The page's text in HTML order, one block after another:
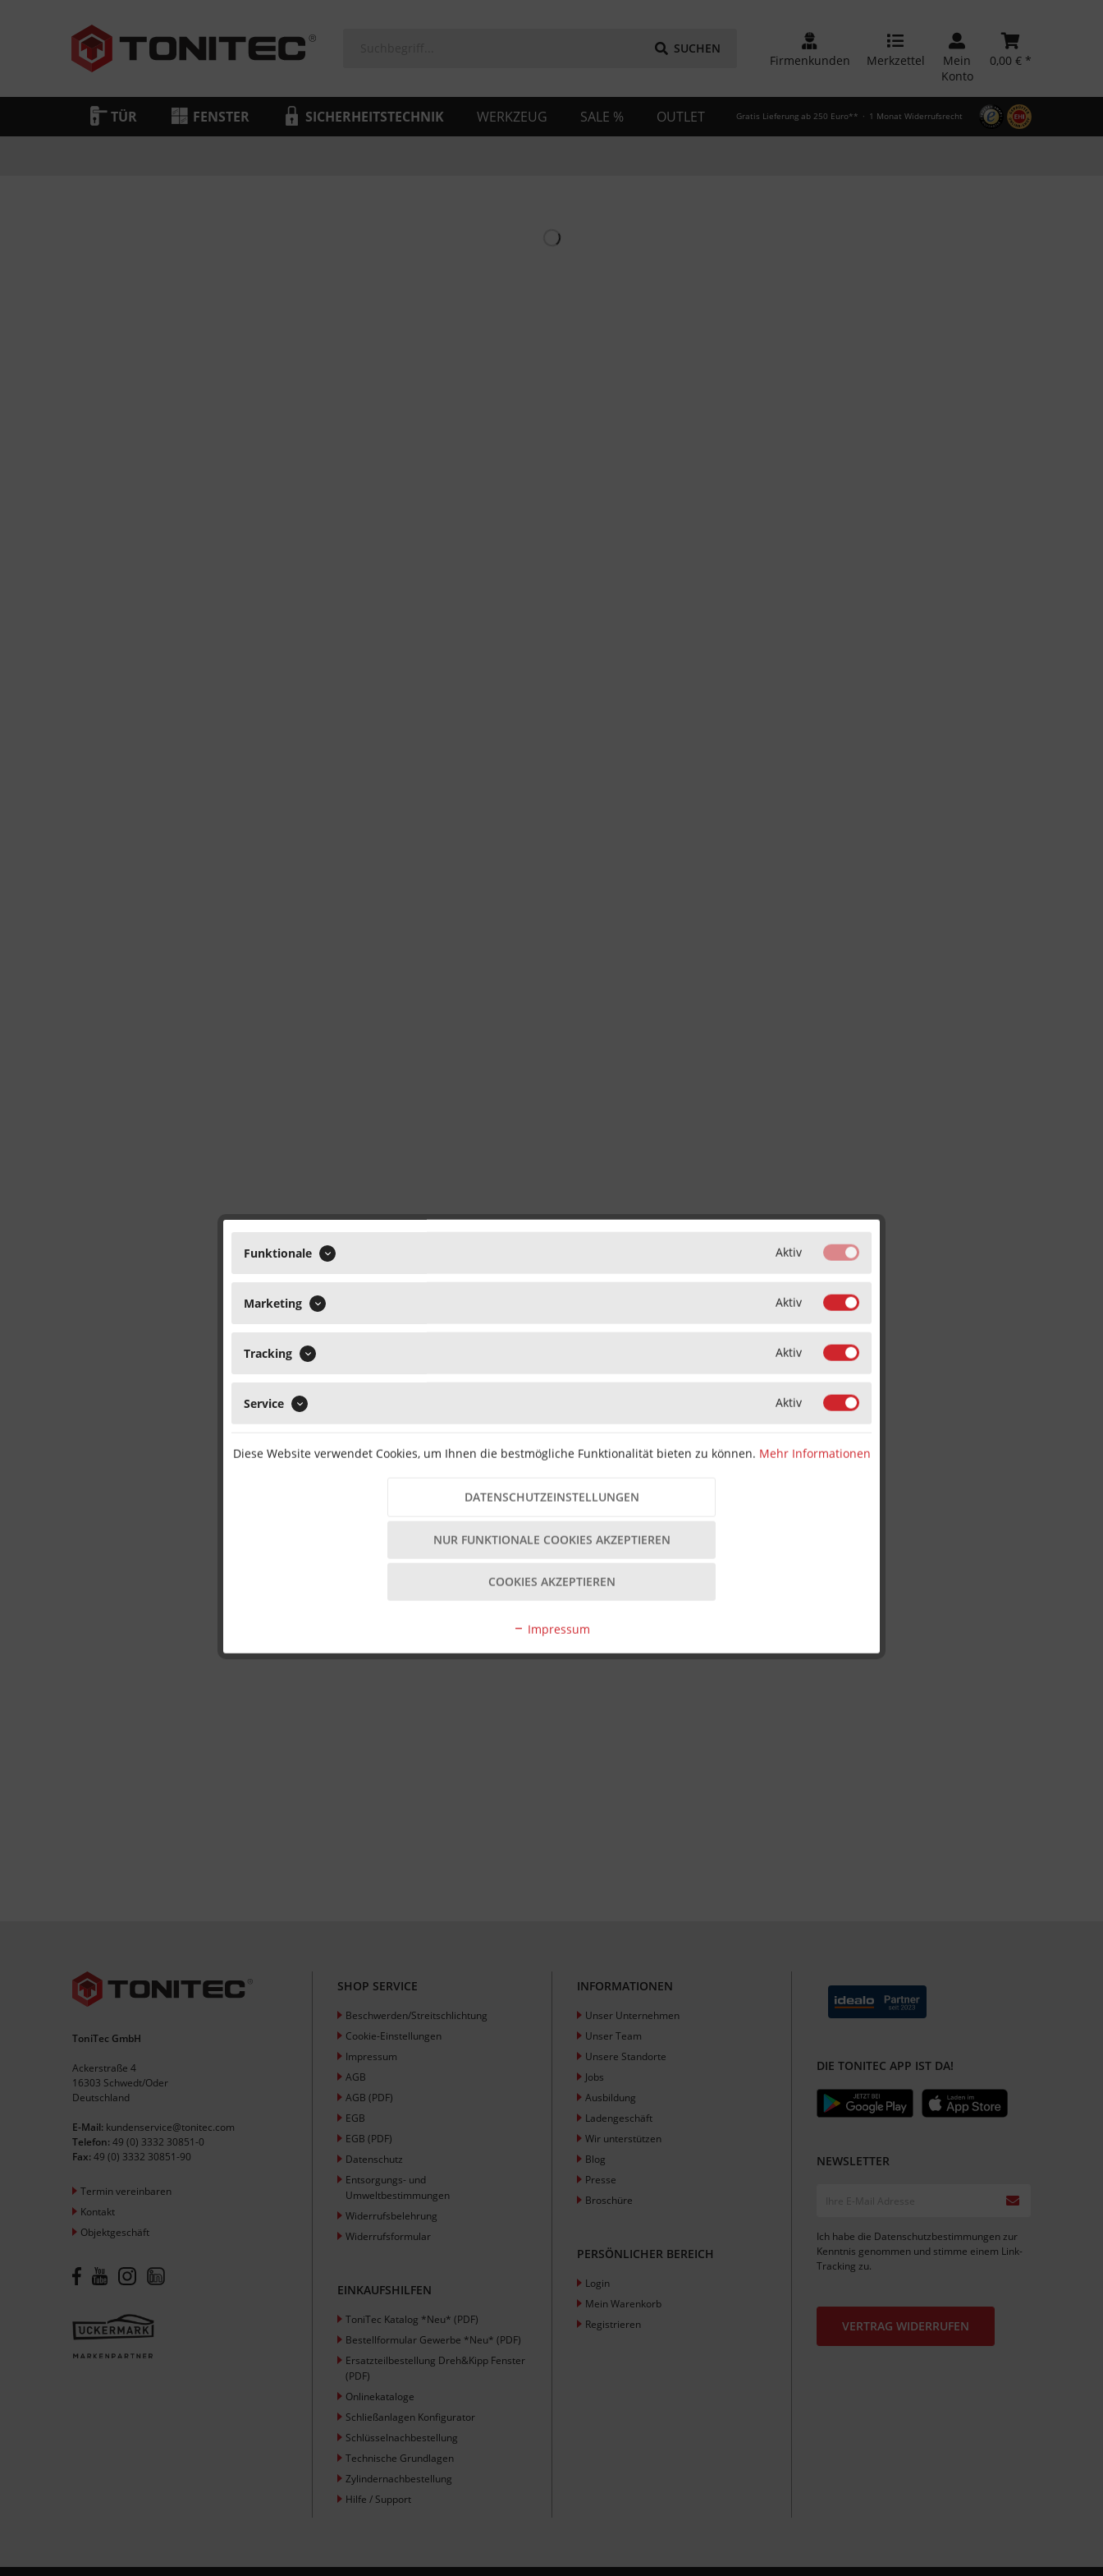
SUCHEN
Firmenkunden Merkzettel
Mein
Konto
0,00 € *
TÜR FENSTER SICHERHEITSTECHNIK WERKZEUG SALE % OUTLET Gratis Lieferung ab 250 Euro** 1 Monat Widerrufsrecht
ToniTec GmbH
Ackerstraße 4
16303 Schwedt/Oder
Deutschland
E-Mail: kundenservice@tonitec.com
Telefon: 49 (0) 3332 30851-0
Fax: 49 (0) 3332 30851-90
Termin vereinbaren
Kontakt
Objektgeschäft
SHOP SERVICE
Beschwerden/Streitschlichtung
Cookie-Einstellungen
Impressum
AGB
AGB (PDF)
EGB
EGB (PDF)
Datenschutz
Entsorgungs- und
Umweltbestimmungen
Widerrufsbelehrung
Widerrufsformular
EINKAUFSHILFEN
ToniTec Katalog *Neu* (PDF)
Bestellformular Gewerbe *Neu* (PDF)
Ersatzteilbestellung Dreh&Kipp Fenster
(PDF)
Onlinekataloge
Schließanlagen Konfigurator
Schlüsselnachbestellung
Technische Grundlagen
Zylindernachbestellung
Hilfe / Support
INFORMATIONEN
Unser Unternehmen
Unser Team
Unsere Standorte
Jobs
Ausbildung
Ladengeschäft
Wir unterstützen
Blog
Presse
Broschüre
PERSÖNLICHER BEREICH
Login
Mein Warenkorb
Registrieren
DIE TONITEC APP IST DA!
NEWSLETTER
Ich habe die Datenschutzbestimmungenzur
Kenntnis genommen und stimme einem Link-
Tracking zu.
VERTRAG WIDERRUFEN
Funktionale Aktiv
Marketing Aktiv
Tracking Aktiv
Service Aktiv
Diese Website verwendet Cookies, um Ihnen die bestmögliche Funktionalität bieten zu können. Mehr Informationen
DATENSCHUTZEINSTELLUNGEN
NUR FUNKTIONALE COOKIES AKZEPTIEREN
COOKIES AKZEPTIEREN
Impressum